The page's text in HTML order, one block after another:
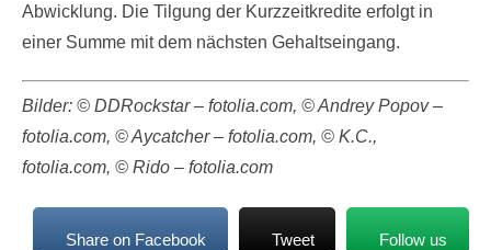
Abwicklung. Die Tilgung der Kurzzeitkredite erfolgt in
einer Summe mit dem nächsten Gehaltseingang.
Bilder: © DDRockstar – fotolia.com, © Andrey Popov –
fotolia.com, © Aycatcher – fotolia.com, © K.C.,
fotolia.com, © Rido – fotolia.com
Share on Facebook Tweet Follow us